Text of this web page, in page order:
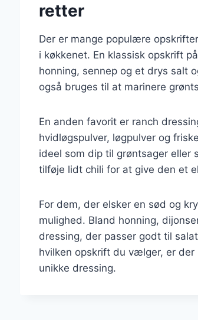
retter
Der er mange populære
i køkkenet. En klassisk opskrift
honning, sennep og et drys salt
også bruges til at marinere
En anden favorit er ranch
hvidløgspulver, løgpulver og
ideel som dip til grøntsager eller
tilføje lidt chili for at give den et
For dem, der elsker en sød og
mulighed. Bland honning,
dressing, der passer godt til
hvilken opskrift du vælger, er
unikke dressing.